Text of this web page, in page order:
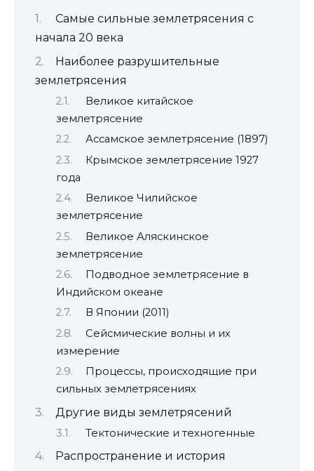
Самые сильные землетрясения с
начала 20 века
Наиболее разрушительные
землетрясения
Великое китайское
землетрясение
Ассамское землетрясение (1897)
Крымское землетрясение 1927
года
Великое Чилийское
землетрясение
Великое Аляскинское
землетрясение
Подводное землетрясение в
Индийском океане
В Японии (2011)
Сейсмические волны и их
измерение
Процессы, происходящие при
сильных землетрясениях
Другие виды землетрясений
Тектонические и техногенные
Распространение и история